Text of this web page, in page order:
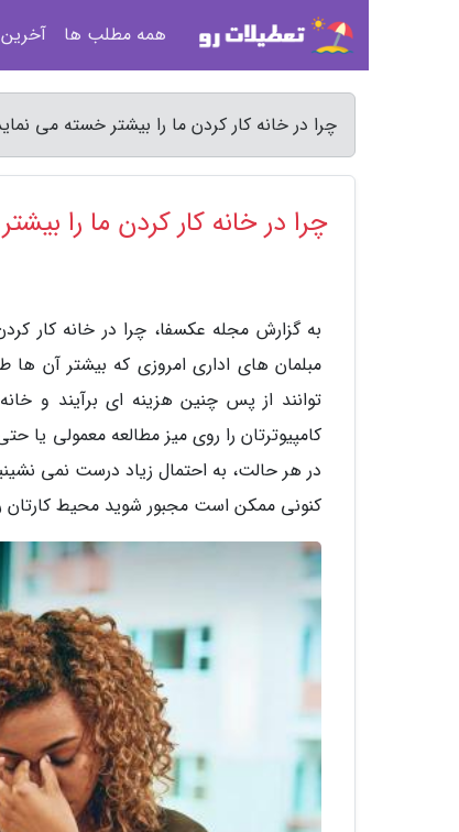
چرا در خانه کار کردن ما را بیشتر خسته می
چرا در خانه کار کردن ما را
به گزارش مجله عکسفا، چرا در خانه کار
مبلمان های اداری امروزی که بیشتر آن ها
توانند از پس چنین هزینه ای برآیند و
کامپیوترتان را روی میز مطالعه معمولی یا
در هر حالت، به احتمال زیاد درست نمی
کنونی ممکن است مجبور شوید محیط کارتان
همه مطلب ها